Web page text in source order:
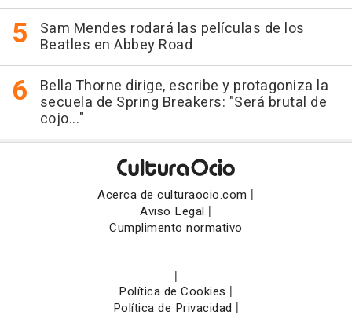
Sam Mendes rodará las películas de los
Beatles en Abbey Road
Bella Thorne dirige, escribe y protagoniza la
secuela de Spring Breakers: "Será brutal de
cojo..."
Acerca de culturaocio.com |
Aviso Legal |
Cumplimento normativo
|
Política de Cookies |
Política de Privacidad |